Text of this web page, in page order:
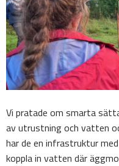
Vi pratade om smarta
av utrustning och vatten
har de en infrastruktur
koppla in vatten där